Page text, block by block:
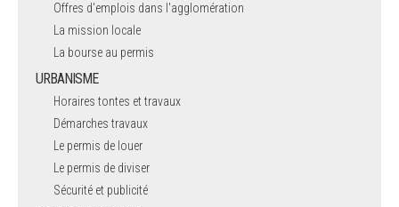
Offres d'emplois dans l'agglomération
La mission locale
La bourse au permis
URBANISME
Horaires tontes et travaux
Démarches travaux
Le permis de louer
Le permis de diviser
Sécurité et publicité